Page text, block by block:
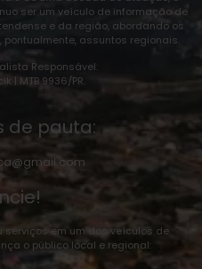
ser um veículo de informação de
e da região, abordando os
assuntos regionais.
Responsável:
| MTB 9936/PR.
de pauta:
serviços em um dos veículos de
o público local e regional: